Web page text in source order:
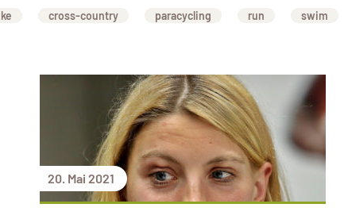
cross-country paracycling run swim
20. Mai 2021